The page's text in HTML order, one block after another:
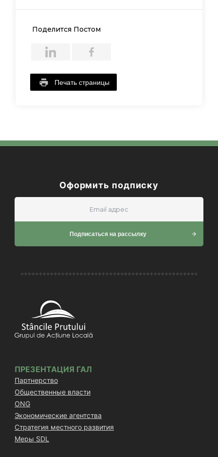
Поделится Постом
Печать страницы
Оформить подписку
Подписаться на рассылку
ПРЕЗЕНТАЦИЯ ГАЛ
Партнерство
Общественные власти
ONG
Экономические агентства
Стратегия местного развития
Меры SDL